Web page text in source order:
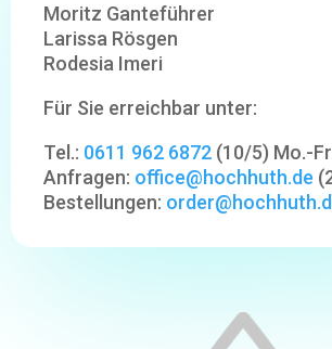
Moritz Ganteführer
Larissa Rösgen
Rodesia Imeri
Für Sie erreichbar unter:
Tel.: 0611 962 6872 (10/5) Mo.-
Anfragen: office@hochhuth.de
Bestellungen: